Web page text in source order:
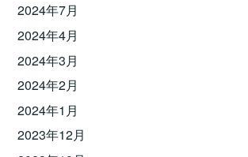
2024年7月
2024年4月
2024年3月
2024年2月
2024年1月
2023年12月